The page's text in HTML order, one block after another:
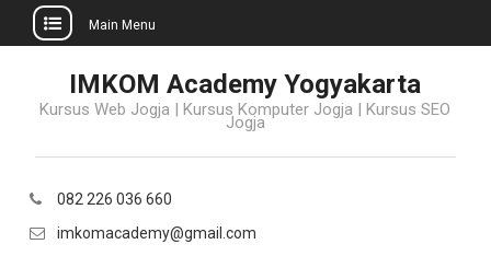
content
Main Menu
IMKOM Academy Yogyakarta
Kursus Web Jogja | Kursus Komputer Jogja | Kursus SEO
Jogja
082 226 036 660
imkomacademy@gmail.com